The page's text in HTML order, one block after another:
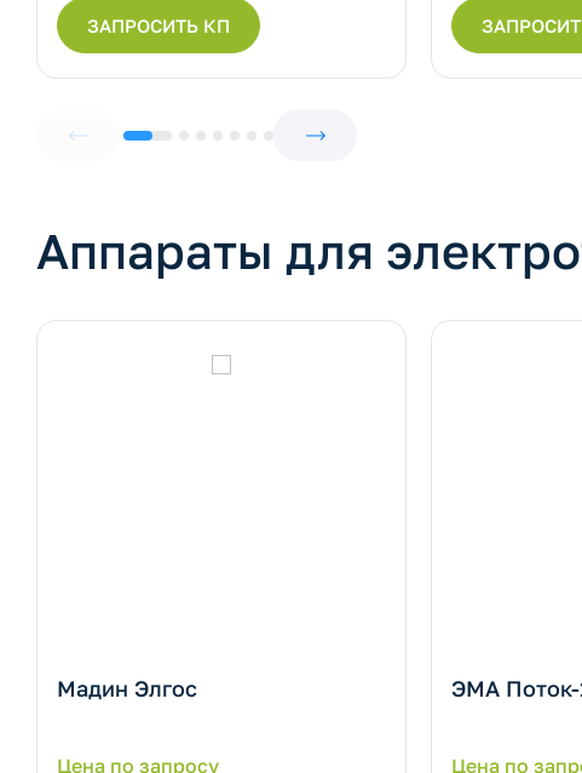
ЗАПРОСИТЬ КП
Аппараты для
Мадин Элгос
Цена по запросу
ЭМА Поток-
Цена по